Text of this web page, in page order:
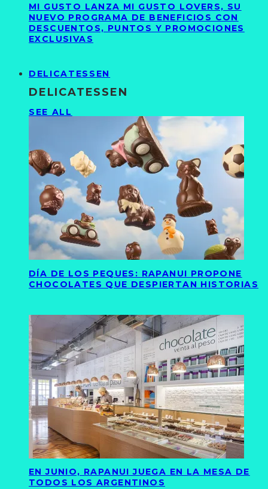
MI GUSTO LANZA MI GUSTO LOVERS, SU
NUEVO PROGRAMA DE BENEFICIOS CON
DESCUENTOS, PUNTOS Y PROMOCIONES
EXCLUSIVAS
DELICATESSEN
DELICATESSEN
SEE ALL
DÍA DE LOS PEQUES: RAPANUI PROPONE
CHOCOLATES QUE DESPIERTAN HISTORIAS
EN JUNIO, RAPANUI JUEGA EN LA MESA DE
TODOS LOS ARGENTINOS